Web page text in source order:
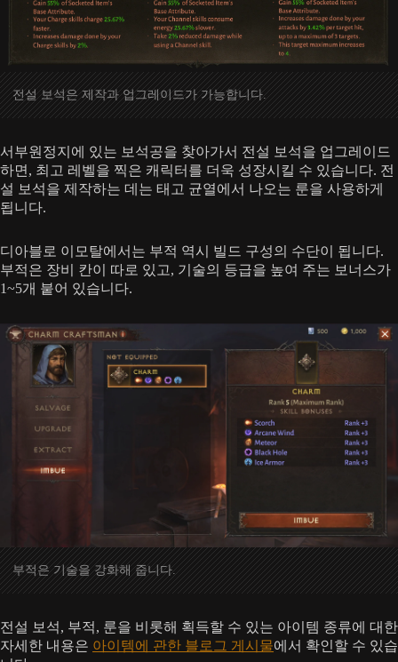
전설 보석은 제작과 업그레이드가 가능합니다.
서부원정지에 있는 보석공을 찾아가서 전설 보석을 업그레이드
하면, 최고 레벨을 찍은 캐릭터를 더욱 성장시킬 수 있습니다. 전
설 보석을 제작하는 데는 태고 균열에서 나오는 룬을 사용하게
됩니다.
디아블로 이모탈에서는 부적 역시 빌드 구성의 수단이 됩니다.
부적은 장비 칸이 따로 있고, 기술의 등급을 높여 주는 보너스가
1~5개 붙어 있습니다.
부적은 기술을 강화해 줍니다.
전설 보석, 부적, 룬을 비롯해 획득할 수 있는 아이템 종류에 대한
자세한 내용은 아이템에 관한 블로그 게시물에서 확인할 수 있습